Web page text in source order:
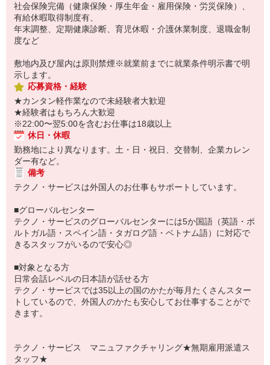
社会保険完備（健康保険・厚生年金・雇用保険・労災保険）、
有給休暇取得制度有、
年末調整、定期健康診断、育児休暇・介護休業制度、退職金制
度など
敷地内及び屋内は原則禁煙※就業前までに就業条件明示書で明
示します。
応募資格・経験
★カンタン軽作業なので未経験者大歓迎
★経験者はもちろん大歓迎
※22:00〜翌5:00を含むお仕事は18歳以上
休日・休暇
勤務地により異なります。土・日・祝日、交替制、企業カレン
ダー有など。
備考
テクノ・サービスは外国人のお仕事もサポートしています。
■グローバルセンター
テクノ・サービスのグローバルセンターには5か国語（英語・ポ
ルトガル語・スペイン語・タガログ語・ベトナム語）に対応で
きるスタッフがいるので安心◎
■対象となる方
日常会話レベルの日本語が話せる方
テクノ・サービスでは35以上の国のかたが毎月たくさんスター
トしているので、外国人のかたも安心してお仕事することがで
きます。
テクノ・サービス マニュファクチャリング★無期雇用派遣ス
タッフ★